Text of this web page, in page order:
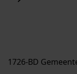
1726-BD